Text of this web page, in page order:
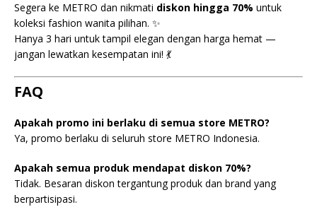
Segera ke METRO dan nikmati diskon hingga 70% untuk
koleksi fashion wanita pilihan. ✨
Hanya 3 hari untuk tampil elegan dengan harga hemat —
jangan lewatkan kesempatan ini! 💃
FAQ
Apakah promo ini berlaku di semua store METRO?
Ya, promo berlaku di seluruh store METRO Indonesia.
Apakah semua produk mendapat diskon 70%?
Tidak. Besaran diskon tergantung produk dan brand yang
berpartisipasi.